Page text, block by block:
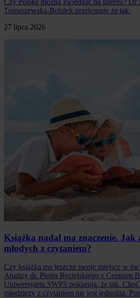
Tomaszewska-Bolałek przekonuje że tak.
27 lipca 2026
Książka nadal ma znaczenie. Jak
młodych z czytaniem?
Czy książka ma jeszcze swoje miejsce w
Analizy dr. Piotra Rycielskiego z Centrum
Uniwersytetu SWPS pokazują, że tak.
młodzieży z czytaniem nie jest jednolita.